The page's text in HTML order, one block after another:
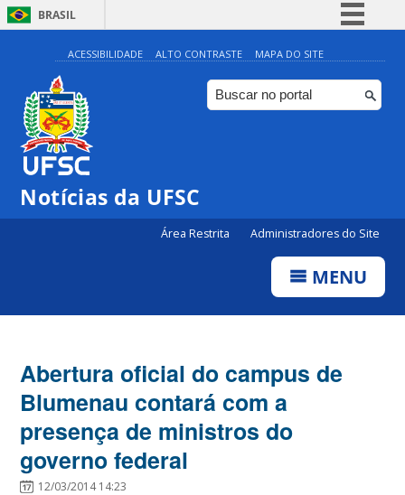
BRASIL
Simplifique!
Comunica BR
Participe
ACESSIBILIDADE ALTO CONTRASTE MAPA DO SITE
Notícias da UFSC
Área Restrita Administradores do Site
MENU
Abertura oficial do campus de
Blumenau contará com a
presença de ministros do
governo federal
12/03/2014 14:23